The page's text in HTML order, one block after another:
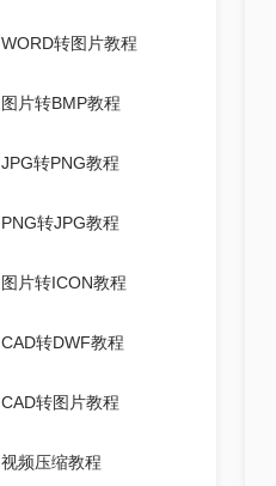
WORD转图片教程
图片转BMP教程
JPG转PNG教程
PNG转JPG教程
图片转ICON教程
CAD转DWF教程
CAD转图片教程
视频压缩教程